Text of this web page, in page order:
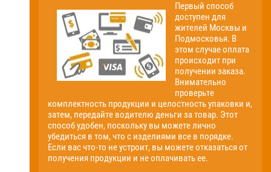
Первый способ
доступен для
жителей Москвы и
Подмосковья. В
этом случае оплата
происходит при
получении заказа.
Внимательно
проверьте
комплектность продукции и целостность упаковки и,
затем, передайте водителю деньги за товар. Этот
способ удобен, поскольку вы можете лично
убедиться в том, что с изделиями все в порядке.
Если вас что-то не устроит, вы можете отказаться от
получения продукции и не оплачивать ее.